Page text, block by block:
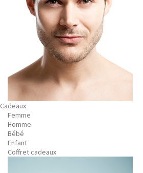
Cadeaux
Femme
Homme
Bébé
Enfant
Coffret cadeaux